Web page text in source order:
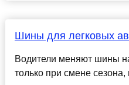
Шины для легковых
Водители меняют шины
только при смене